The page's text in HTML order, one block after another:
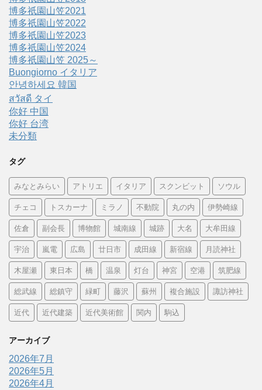
博多祇園山笠2021
博多祇園山笠2022
博多祇園山笠2023
博多祇園山笠2024
博多祇園山笠 2025～
Buongiorno イタリア
안녕하세요 韓国
สวัสดี タイ
你好 中国
你好 台湾
未分類
タグ
みなとみらい アトリエ イタリア スクンビット ソウル
チェコ トスカーナ ミラノ 不動院 丸の内 伊勢崎線
佐倉 副会長 博物館 城南線 城跡 大名 大牟田線
宇治 嵐電 広島 廿日市 成田線 新宿線 月読神社
木屋瀬 東日本 橋 温泉 灯台 神宮 空港 筑肥線
総武線 総鎮守 緑町 藤沢 蘇州 複合施設 諏訪神社
近代 近代建築 近代美術館 関内 駒込
アーカイブ
2026年7月
2026年5月
2026年4月